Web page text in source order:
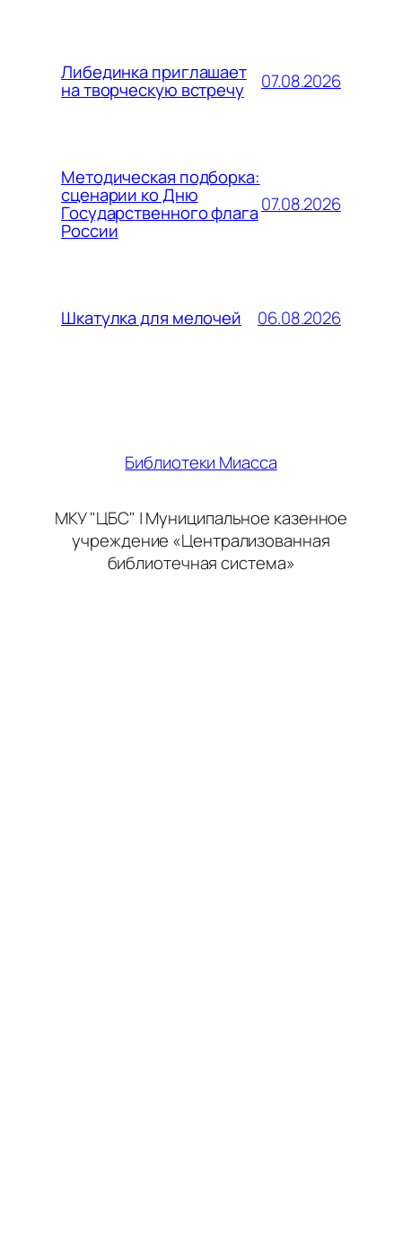
Либединка приглашает
на творческую встречу 07.08.2026
Методическая подборка:
сценарии ко Дню
Государственного флага
России
07.08.2026
Шкатулка для мелочей 06.08.2026
Библиотеки Миасса
МКУ "ЦБС" | Муниципальное казенное
учреждение «Централизованная
библиотечная система»